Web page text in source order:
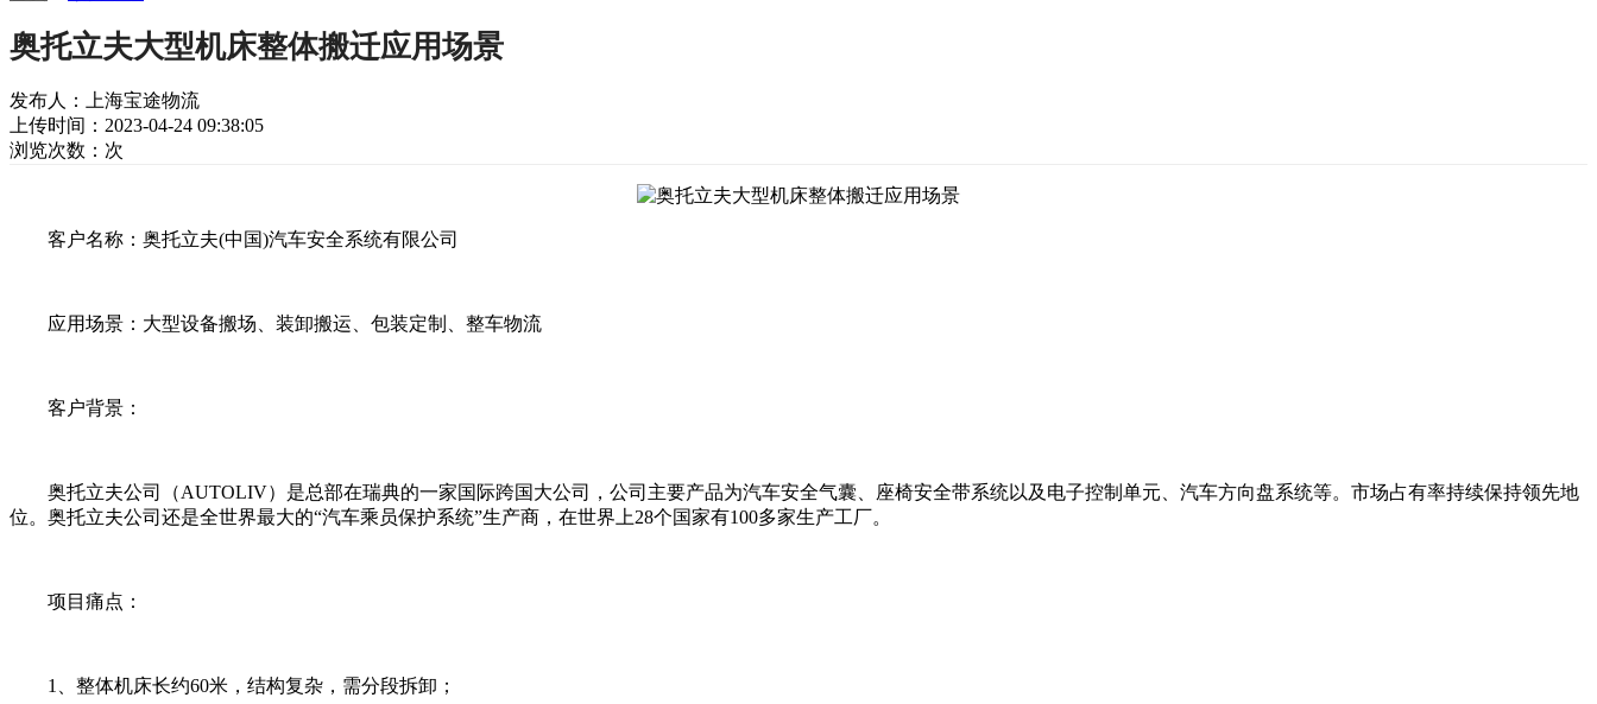
奥托立夫大型机床整体搬迁应用场景
发布人：上海宝途物流
上传时间：2023-04-24 09:38:05
浏览次数： 次
客户名称：奥托立夫(中国)汽车安全系统有限公司
应用场景：大型设备搬场、装卸搬运、包装定制、整车物流
客户背景：
奥托立夫公司（AUTOLIV）是总部在瑞典的一家国际跨国大公司，公司主要产品为汽车安全气囊、座椅安全带系统以及电子控制单元、汽车方向盘系统等。市场占有率持续保持领先地
位。奥托立夫公司还是全世界最大的“汽车乘员保护系统”生产商，在世界上28个国家有100多家生产工厂。
项目痛点：
1、整体机床长约60米，结构复杂，需分段拆卸；